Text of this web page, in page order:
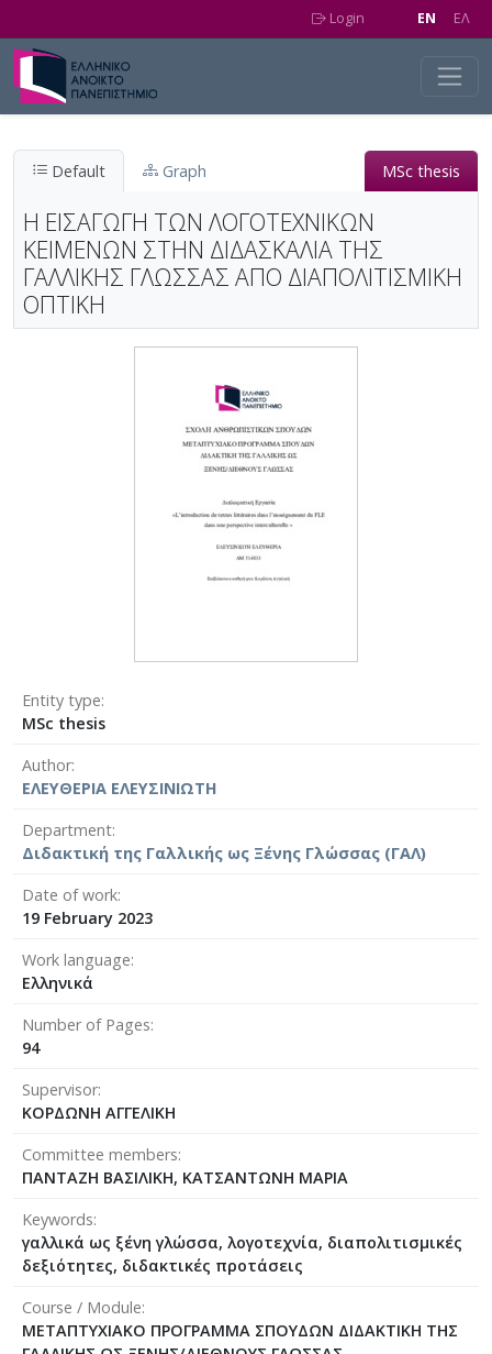
Login EN EΛ
Default Graph MSc thesis
Η ΕΙΣΑΓΩΓΗ ΤΩΝ ΛΟΓΟΤΕΧΝΙΚΩΝ
ΚΕΙΜΕΝΩΝ ΣΤΗΝ ΔΙΔΑΣΚΑΛΙΑ ΤΗΣ
ΓΑΛΛΙΚΗΣ ΓΛΩΣΣΑΣ ΑΠΟ ΔΙΑΠΟΛΙΤΙΣΜΙΚΗ
ΟΠΤΙΚΗ
Entity type
MSc thesis
Author
ΕΛΕΥΘΕΡΙΑ ΕΛΕΥΣΙΝΙΩΤΗ
Department
Διδακτική της Γαλλικής ως Ξένης Γλώσσας (ΓΑΛ)
Date of work
19 February 2023
Work language
Ελληνικά
Number of Pages
94
Supervisor
ΚΟΡΔΩΝΗ ΑΓΓΕΛΙΚΗ
Committee members
ΠΑΝΤΑΖΗ ΒΑΣΙΛΙΚΗ, ΚΑΤΣΑΝΤΩΝΗ ΜΑΡΙΑ
Keywords
γαλλικά ως ξένη γλώσσα, λογοτεχνία, διαπολιτισμικές
δεξιότητες, διδακτικές προτάσεις
Course / Module
ΜΕΤΑΠΤΥΧΙΑΚΟ ΠΡΟΓΡΑΜΜΑ ΣΠΟΥΔΩΝ ΔΙΔΑΚΤΙΚΗ ΤΗΣ